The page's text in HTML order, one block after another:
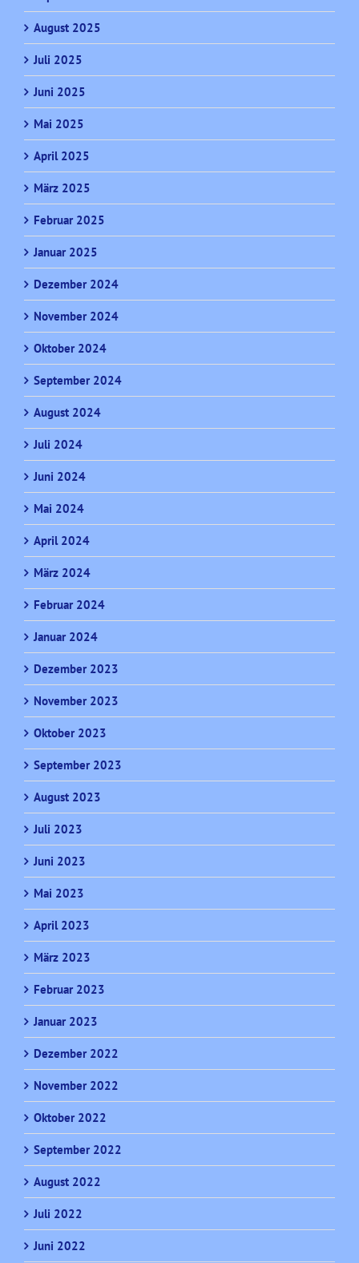
August 2025
Juli 2025
Juni 2025
Mai 2025
April 2025
März 2025
Februar 2025
Januar 2025
Dezember 2024
November 2024
Oktober 2024
September 2024
August 2024
Juli 2024
Juni 2024
Mai 2024
April 2024
März 2024
Februar 2024
Januar 2024
Dezember 2023
November 2023
Oktober 2023
September 2023
August 2023
Juli 2023
Juni 2023
Mai 2023
April 2023
März 2023
Februar 2023
Januar 2023
Dezember 2022
November 2022
Oktober 2022
September 2022
August 2022
Juli 2022
Juni 2022